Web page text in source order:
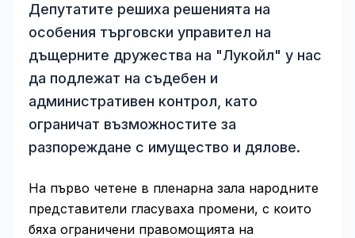
Депутатите решиха решенията на
особения търговски управител на
дъщерните дружества на "Лукойл" у нас
да подлежат на съдебен и
административен контрол, като
ограничат възможностите за
разпореждане с имущество и дялове.
На първо четене в пленарна зала народните
представители гласуваха промени, с които
бяха ограничени правомощията на